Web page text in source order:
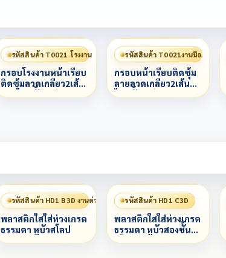
รหัสสินค้า T0021 โรงงาน
กรอบโรงงานหน้าเรียบ
ติดซุ้มลวดเกลียว2เส้น
ลายไทยทั้งองค์
รหัสสินค้า T0021งานมือ
กรอบหน้าเรียบติดซุ้ม
ลายลวดเกลียว2เส้น
ไทยทั้งองค์
รหัสสินค้า HD1 B3D งานด่วน 赶工
พลาสติกใสใส่ห่วงเกรด
ธรรมดา หูบัวสโลป
รหัสสินค้า HD1 C3D
พลาสติกใสใส่ห่วงเกรด
ธรรมดา หูบัวสองชั้น
สโลป